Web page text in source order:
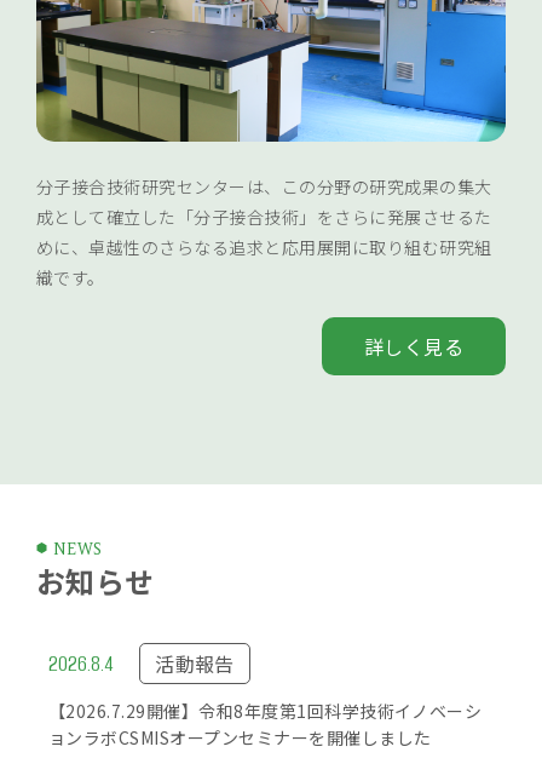
分子接合技術研究センターは、この分野の研究成果の集大
成として確立した「分子接合技術」をさらに発展させるた
めに、卓越性のさらなる追求と応用展開に取り組む研究組
織です。
詳しく見る
NEWS
お知らせ
2026.8.4 活動報告
【2026.7.29開催】令和8年度第1回科学技術イノベーシ
ョンラボCSMISオープンセミナーを開催しました